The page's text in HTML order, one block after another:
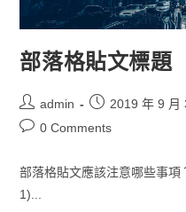
部落格貼文標題
Post
author:
admin
Post2019 年 9 月
Post0 Comments
部落格貼文應該注意哪些事項
1)...